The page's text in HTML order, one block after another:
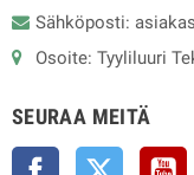
Sähköposti:
Osoite: Tyyliluuri
SEURAA MEITÄ
Facebook Twitter